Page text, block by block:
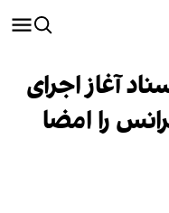
آغاز اجرای
را امضا